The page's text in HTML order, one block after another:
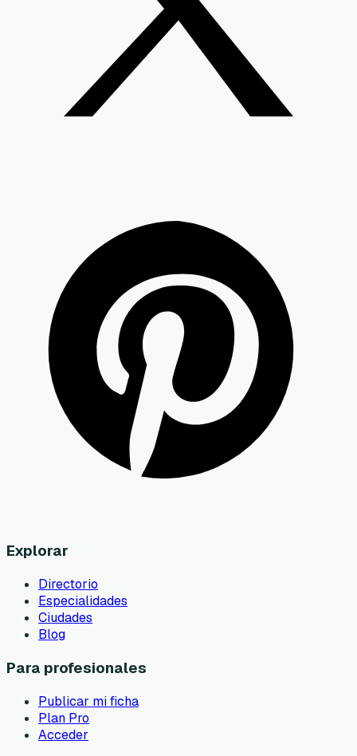
Explorar
Directorio
Especialidades
Ciudades
Blog
Para profesionales
Publicar mi ficha
Plan Pro
Acceder